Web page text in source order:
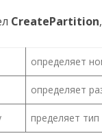
CreatePartition
определяет
определяет
пределяет тип